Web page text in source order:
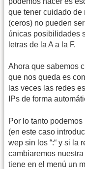
que tener cuidado
(ceros) no pueden
únicas posibilidades
letras de la A a la F.
Ahora que sabemos
que nos queda es
las veces las redes
IPs de forma
Por lo tanto
(en este caso
wep sin los “:“ y si la
cambiaremos
tiene en el menú un